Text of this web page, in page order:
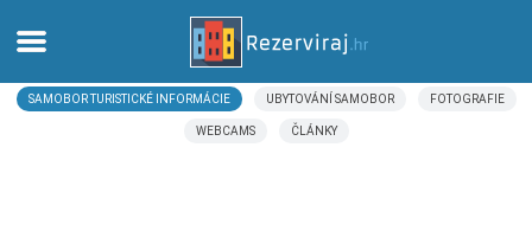
Domov
SAMOBOR TURISTICKÉ INFORMÁCIE UBYTOVÁNÍ SAMOBOR FOTOGRAFIE
WEBCAMS ČLÁNKY